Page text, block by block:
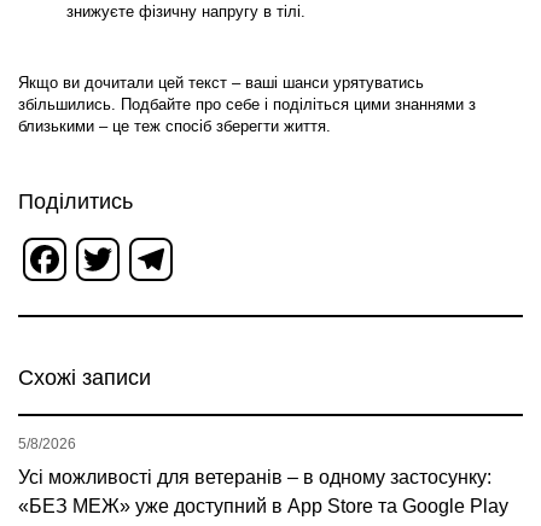
знижуєте фізичну напругу в тілі.
Якщо ви дочитали цей текст – ваші шанси урятуватись
збільшились. Подбайте про себе і поділіться цими знаннями з
близькими – це теж спосіб зберегти життя.
Поділитись
Facebook
Twitter
Схожі записи
Усі можливості для ветеранів – в одному застосунку:
«БЕЗ МЕЖ» уже доступний в App Store та Google Play
5/8/2026